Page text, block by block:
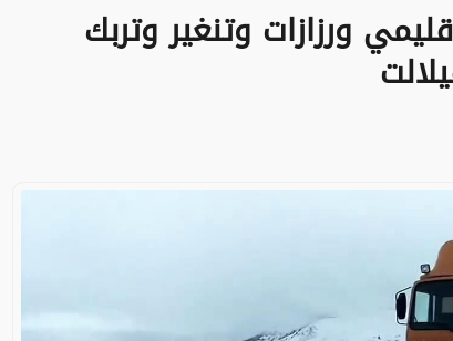
ورزازات وتنغير وتربك